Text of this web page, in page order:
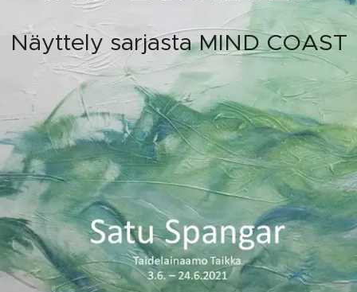
Näyttely sarjasta MIND COAST